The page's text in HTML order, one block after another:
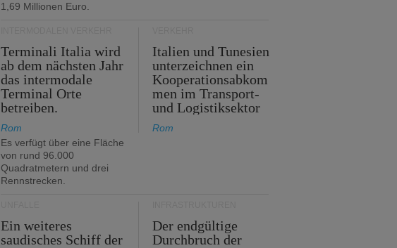
1,69 Millionen Euro.
Terminali Italia wird
ab dem nächsten Jahr
das intermodale
Terminal Orte
betreiben.
Rom
Es verfügt über eine Fläche
von rund 96.000
Quadratmetern und drei
Rennstrecken.
Italien und Tunesien
unterzeichnen ein
Kooperationsabkom
men im Transport-
und Logistiksektor
Rom
Ein weiteres
saudisches Schiff der
Der endgültige
Durchbruch der